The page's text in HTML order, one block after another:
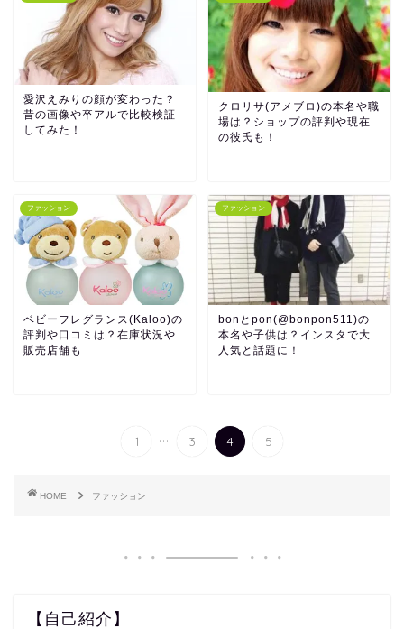
愛沢えみりの顔が変わった？
昔の画像や卒アルで比較検証
してみた！
クロリサ(アメブロ)の本名や職
場は？ショップの評判や現在
の彼氏も！
ファッション
ベビーフレグランス(Kaloo)の
評判や口コミは？在庫状況や
販売店舗も
ファッション
bonとpon(@bonpon511)の
本名や子供は？インスタで大
人気と話題に！
1 ... 3 4 5
HOME ファッション
【自己紹介】